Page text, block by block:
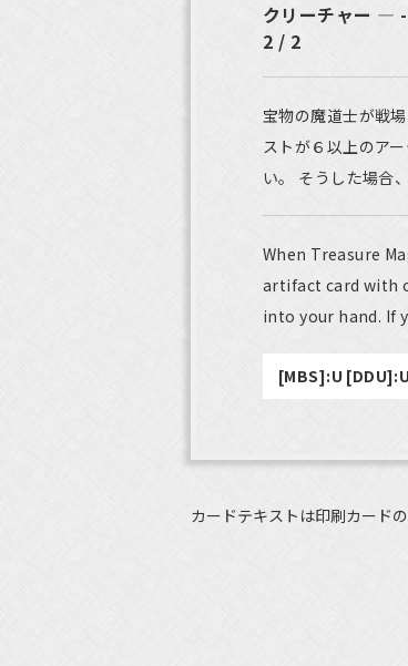
クリーチャー ―
2 / 2
宝物の魔道士が戦
ストが６以上のア
い。 そうした場合
When Treasure
artifact card with
into your hand. If
[MBS]:U [DDU]:U
カードテキストは印刷カード